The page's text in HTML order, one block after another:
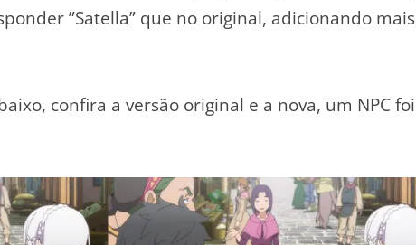
”Satella” que no original, adicionando mais
confira a versão original e a nova, um NPC foi